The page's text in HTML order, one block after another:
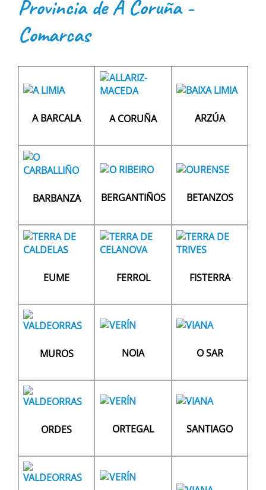
Provincia de A Coruña -
Comarcas
A BARCALA A CORUÑA ARZÚA
BARBANZA BERGANTIÑOS BETANZOS
EUME FERROL FISTERRA
MUROS NOIA O SAR
ORDES ORTEGAL SANTIAGO